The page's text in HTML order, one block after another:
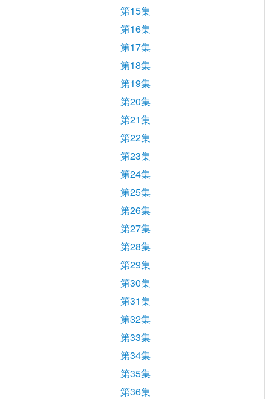
第15集
第16集
第17集
第18集
第19集
第20集
第21集
第22集
第23集
第24集
第25集
第26集
第27集
第28集
第29集
第30集
第31集
第32集
第33集
第34集
第35集
第36集